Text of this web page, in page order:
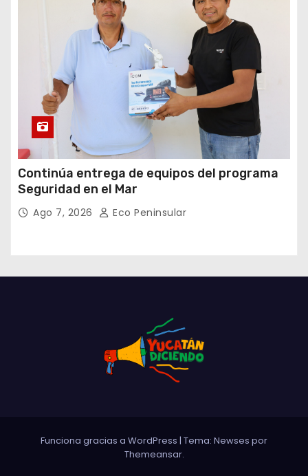
Continúa entrega de equipos del programa
Seguridad en el Mar
Ago 7, 2026 Eco Peninsular
Funciona gracias a WordPress | Tema: Newses por
Themeansar.